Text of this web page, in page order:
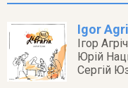
Igor
Ігор
Юрій
Сергій